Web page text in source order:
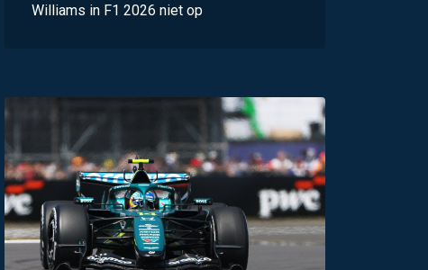
Williams in F1 2026 niet op